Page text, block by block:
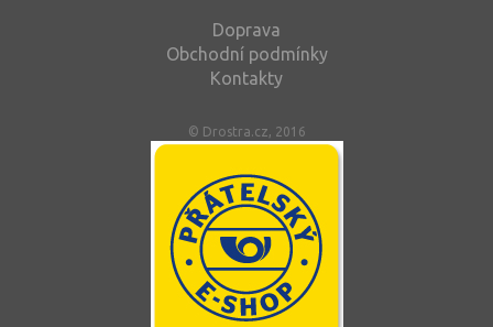
Doprava
Obchodní podmínky
Kontakty
© Drostra.cz, 2016